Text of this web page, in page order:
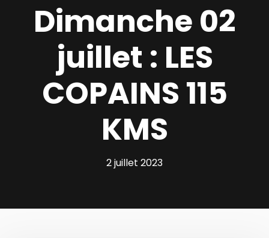
Dimanche 02
juillet : LES
COPAINS 115
KMS
2 juillet 2023